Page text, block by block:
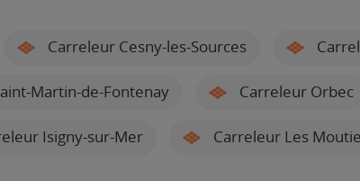
Carreleur Cesny-les-Sources
Martin-de-Fontenay Carreleur Orbec
Isigny-sur-Mer Carreleur Les